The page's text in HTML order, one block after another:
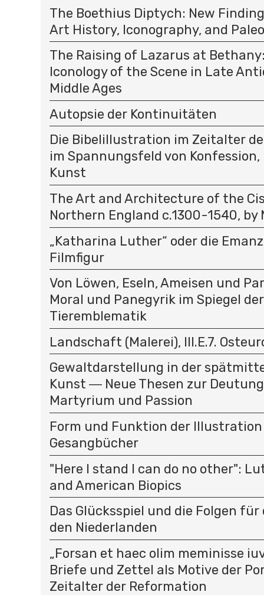
The Boethius Diptych: New
Art History, Iconography, and
The Raising of Lazarus at
Iconology of the Scene in Late
Middle Ages
Autopsie der Kontinuitäten
Die Bibelillustration im Zeitalter
im Spannungsfeld von Konfession,
Kunst
The Art and Architecture of the
Northern England c.1300-1540, by
„Katharina Luther“ oder die
Filmfigur
Von Löwen, Eseln, Ameisen und
Moral und Panegyrik im Spiegel der
Tieremblematik
Landschaft (Malerei), III.E.7.
Gewaltdarstellung in der
Kunst ― Neue Thesen zur
Martyrium und Passion
Form und Funktion der
Gesangbücher
"Here I stand I can do no other":
and American Biopics
Das Glücksspiel und die Folgen
den Niederlanden
„Forsan et haec olim meminisse
Briefe und Zettel als Motive der
Zeitalter der Reformation